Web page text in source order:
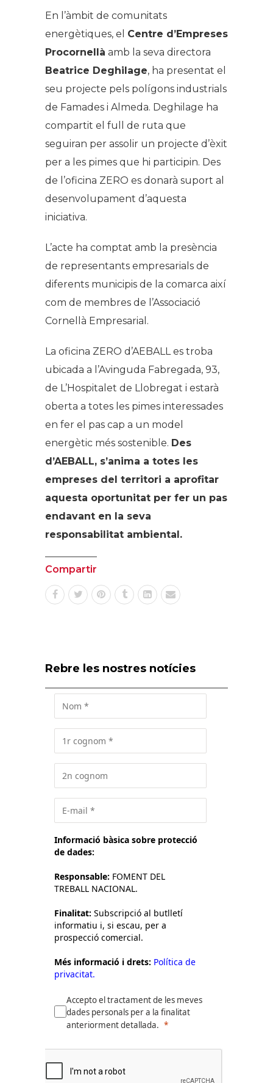
En l’àmbit de comunitats
energètiques, el Centre d’Empreses
Procornellà amb la seva directora
Beatrice Deghilage, ha presentat el
seu projecte pels polígons industrials
de Famades i Almeda. Deghilage ha
compartit el full de ruta que
seguiran per assolir un projecte d’èxit
per a les pimes que hi participin. Des
de l’oficina ZERO es donarà suport al
desenvolupament d’aquesta
iniciativa.
L’acte ha comptat amb la presència
de representants empresarials de
diferents municipis de la comarca així
com de membres de l’Associació
Cornellà Empresarial.
La oficina ZERO d’AEBALL es troba
ubicada a l’Avinguda Fabregada, 93,
de L’Hospitalet de Llobregat i estarà
oberta a totes les pimes interessades
en fer el pas cap a un model
energètic més sostenible. Des
d’AEBALL, s’anima a totes les
empreses del territori a aprofitar
aquesta oportunitat per fer un pas
endavant en la seva
responsabilitat ambiental.
Compartir
Rebre les nostres notícies
Informació bàsica sobre protecció
de dades:
Responsable: FOMENT DEL
TREBALL NACIONAL.
Finalitat: Subscripció al butlletí
informatiu i, si escau, per a
prospecció comercial.
Més informació i drets: Política de
privacitat.
Accepto el tractament de les meves
dades personals per a la finalitat
anteriorment detallada.